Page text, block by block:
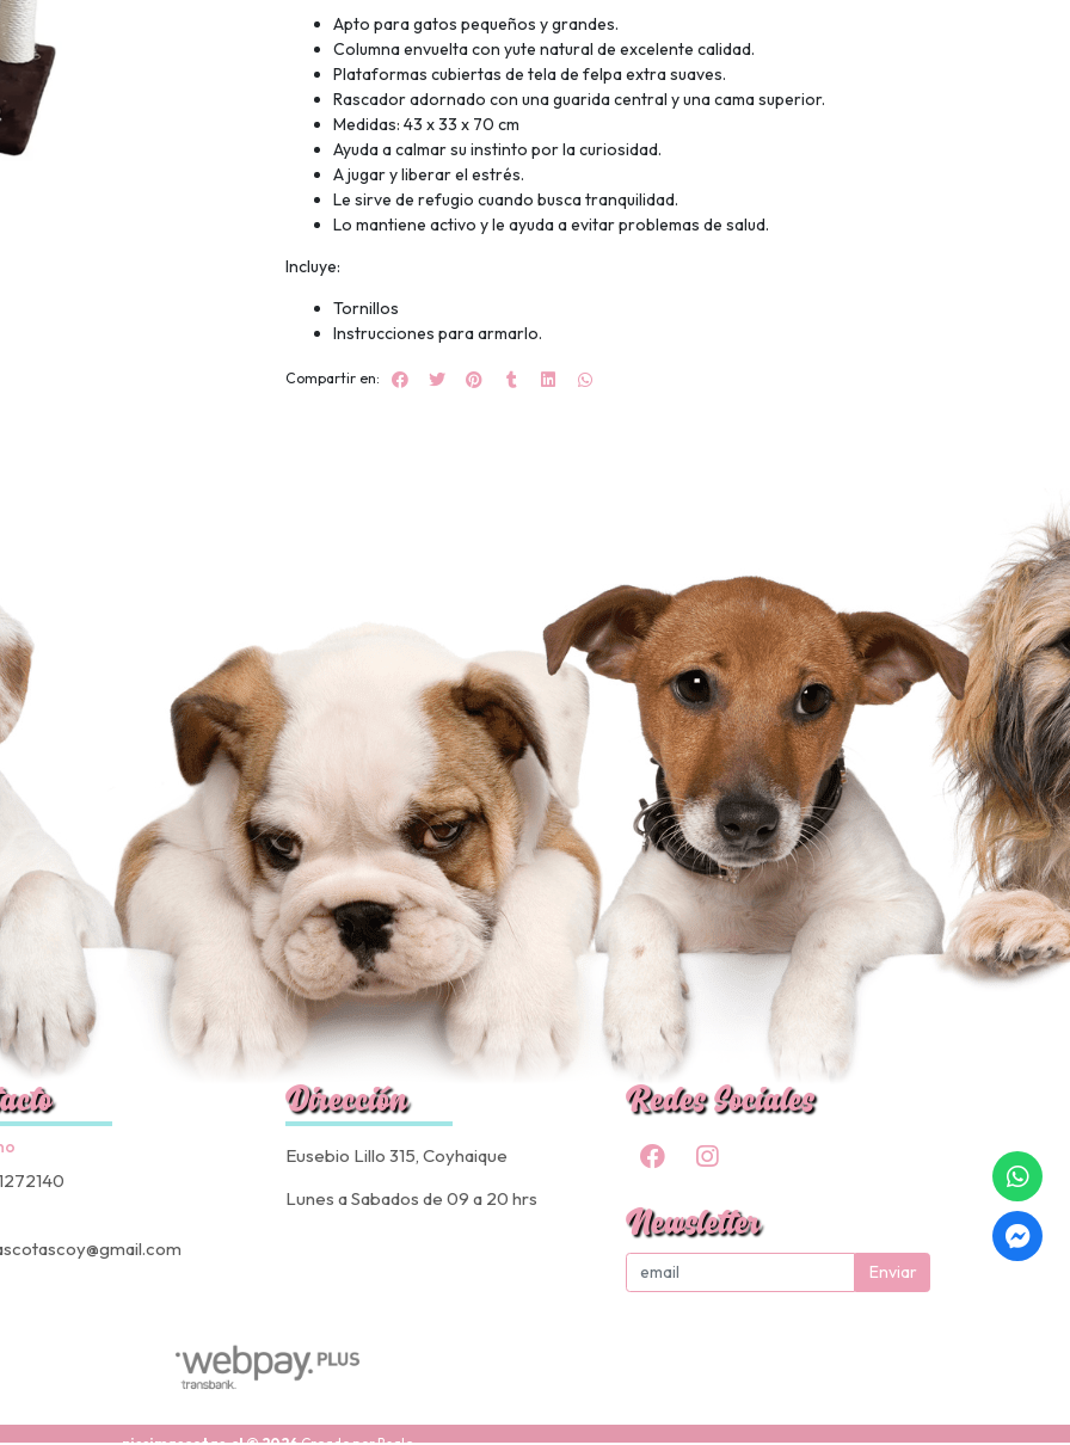
Apto para gatos pequeños y grandes.
Columna envuelta con yute natural de excelente calidad.
Plataformas cubiertas de tela de felpa extra suaves.
Rascador adornado con una guarida central y una cama superior.
Medidas: 43 x 33 x 70 cm
Ayuda a calmar su instinto por la curiosidad.
A jugar y liberar el estrés.
Le sirve de refugio cuando busca tranquilidad.
Lo mantiene activo y le ayuda a evitar problemas de salud.
Incluye:
Tornillos
Instrucciones para armarlo.
Compartir en:
Dirección
Eusebio Lillo 315, Coyhaique
Lunes a Sabados de 09 a 20 hrs
Redes Sociales
Newsletter
Enviar